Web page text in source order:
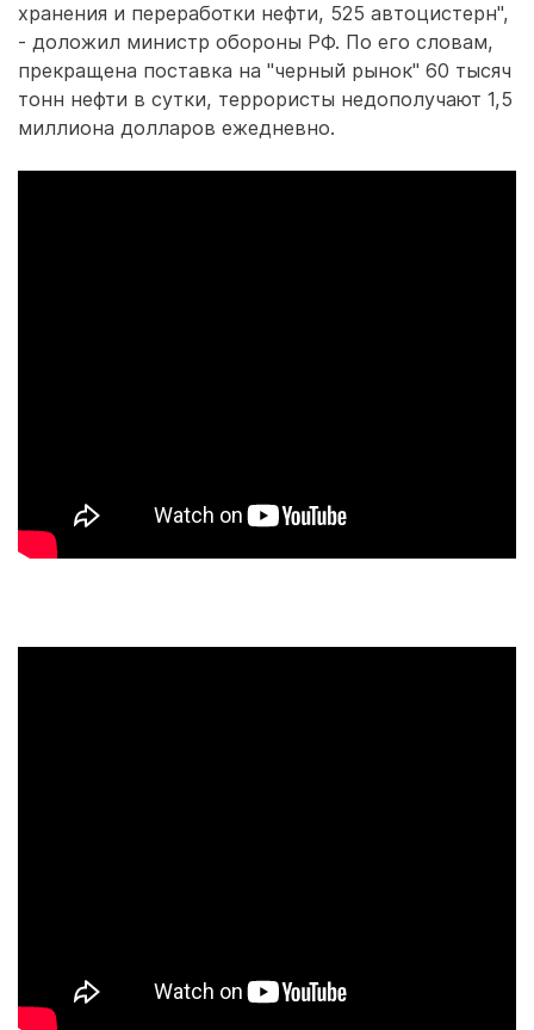
хранения и переработки нефти, 525 автоцистерн",
- доложил министр обороны РФ. По его словам,
прекращена поставка на "черный рынок" 60 тысяч
тонн нефти в сутки, террористы недополучают 1,5
миллиона долларов ежедневно.